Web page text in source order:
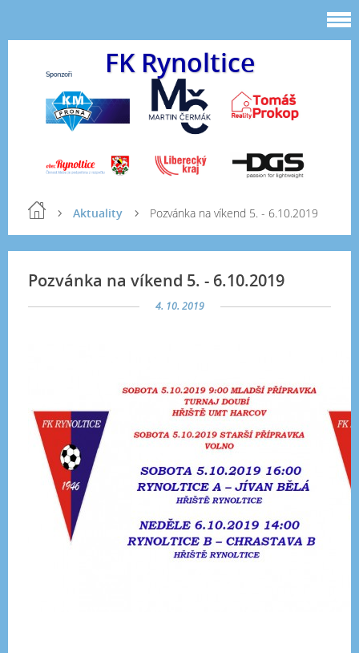
FK Rynoltice
Aktuality Pozvánka na víkend 5. - 6.10.2019
Pozvánka na víkend 5. - 6.10.2019
4. 10. 2019